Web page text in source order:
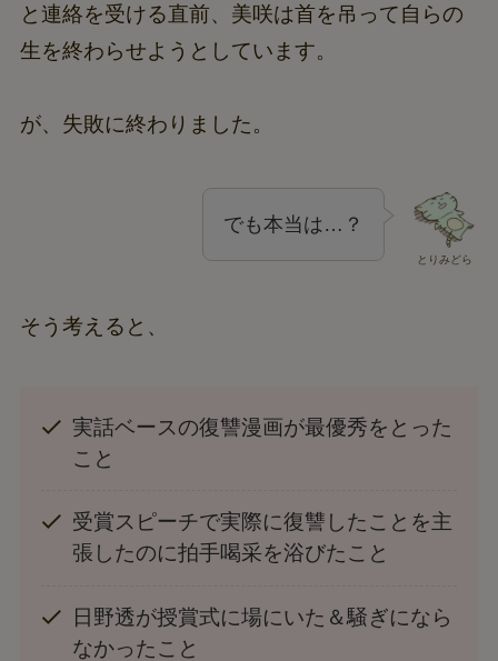
と連絡を受ける直前、美咲は首を吊って自らの
生を終わらせようとしています。
が、失敗に終わりました。
とりみどら
でも本当は…？
そう考えると、
実話ベースの復讐漫画が最優秀をとった
こと
受賞スピーチで実際に復讐したことを主
張したのに拍手喝采を浴びたこと
日野透が授賞式に場にいた＆騒ぎになら
なかったこと